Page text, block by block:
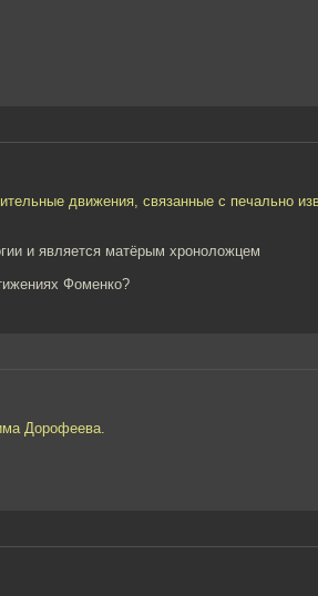
движения, связанные с печально
и является матёрым хроноложцем
Фоменко?
Дорофеева.